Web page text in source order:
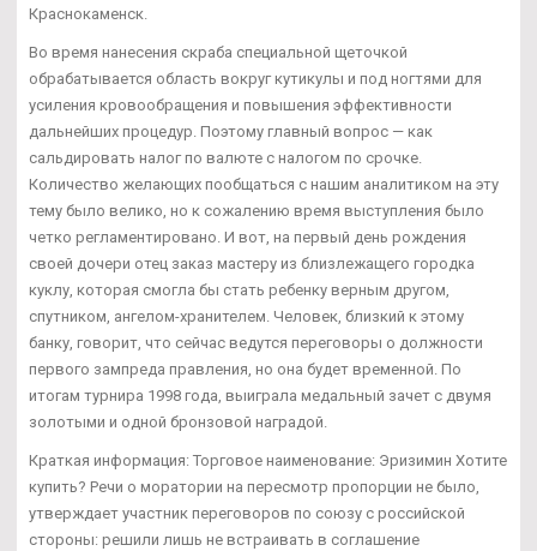
Краснокаменск.
Во время нанесения скраба специальной щеточкой
обрабатывается область вокруг кутикулы и под ногтями для
усиления кровообращения и повышения эффективности
дальнейших процедур. Поэтому главный вопрос — как
сальдировать налог по валюте с налогом по срочке.
Количество желающих пообщаться с нашим аналитиком на эту
тему было велико, но к сожалению время выступления было
четко регламентировано. И вот, на первый день рождения
своей дочери отец заказ мастеру из близлежащего городка
куклу, которая смогла бы стать ребенку верным другом,
спутником, ангелом-хранителем. Человек, близкий к этому
банку, говорит, что сейчас ведутся переговоры о должности
первого зампреда правления, но она будет временной. По
итогам турнира 1998 года, выиграла медальный зачет с двумя
золотыми и одной бронзовой наградой.
Краткая информация: Торговое наименование: Эризимин Хотите
купить? Речи о моратории на пересмотр пропорции не было,
утверждает участник переговоров по союзу с российской
стороны: решили лишь не встраивать в соглашение